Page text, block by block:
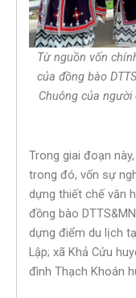
Từ nguồn vốn
của đồng bào
Chuông của
Trong giai đoạn
trong đó, vốn sự
dựng thiết chế văn
đồng bào
dựng điểm du lịch
Lập; xã Khả Cửu
đình Thạch Khoán